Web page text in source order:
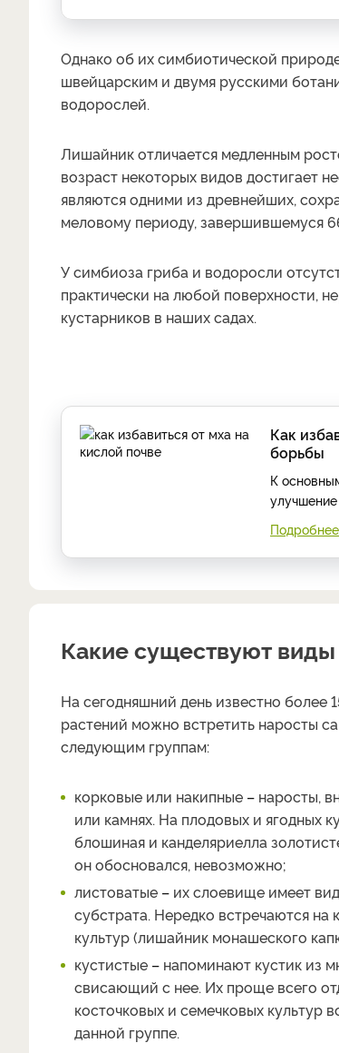
Однако об их симбиотической
швейцарским и двумя русскими
водорослей.
Лишайник отличается медленным
возраст некоторых видов достигает
являются одними из древнейших,
меловому периоду, завершившемуся
У симбиоза гриба и водоросли
практически на любой поверхности,
кустарников в наших садах.
Как
борьбы
К
Какие существуют
На сегодняшний день известно более
растений можно встретить наросты
следующим группам:
корковые или накипные – наросты,
или камнях. На плодовых и ягодных
блошиная и канделяриелла
он обосновался, невозможно;
листоватые – их слоевище имеет
субстрата. Нередко встречаются
культур (лишайник монашеского
кустистые – напоминают кустик из
свисающий с нее. Их проще всего
косточковых и семечковых культур
данной группе.